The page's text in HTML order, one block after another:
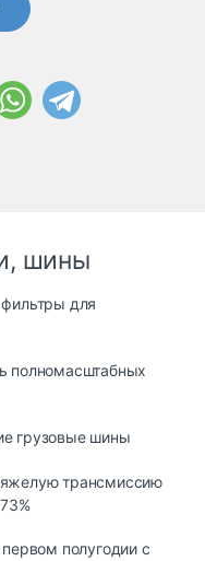
шины
для
полномасштабных
грузовые шины
трансмиссию
полугодии с